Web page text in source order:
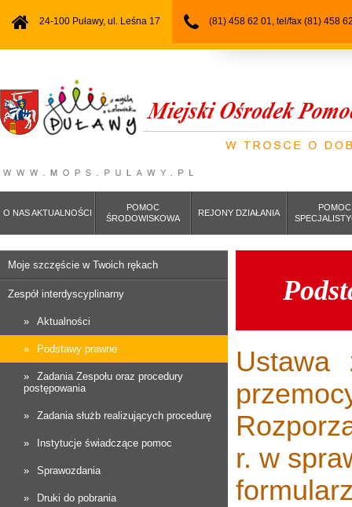
24-100 Puławy, ul. Leśna 17 (81) 458 62 01, tel/fax (81) 458
O NAS AKTUALNOŚCI
POMOC
ŚRODOWISKOWA
REJONY DZIAŁANIA
POMOC
Ustawa
r. w
Moje szczęście w Twoich rękach
Zespół interdyscyplinarny
Aktualności
Podstawy prawne
Zadania Zespołu oraz procedury
postępowania
Zadania służb realizujących procedurę
Instytucje świadczące pomoc
Sprawozdania
Druki do pobrania